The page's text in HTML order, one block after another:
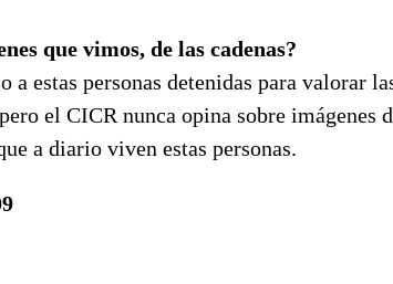
que vimos, de las cadenas?
a estas personas detenidas para valorar
el CICR nunca opina sobre imágenes
a diario viven estas personas.